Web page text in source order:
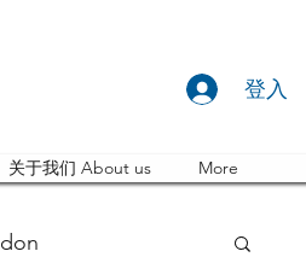
登入
关于我们 About us More